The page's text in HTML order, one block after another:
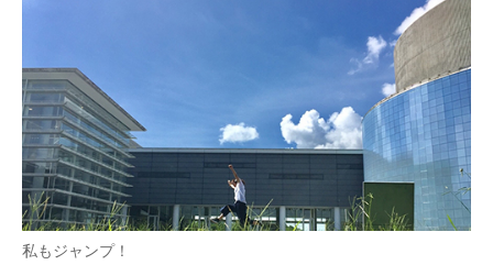
私もジャンプ！